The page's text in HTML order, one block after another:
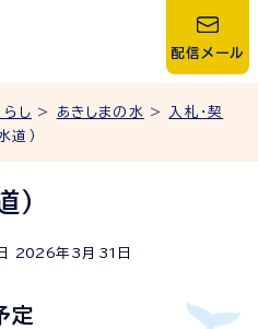
配信メール
らし > あきしまの水 >
入札・契
道）
）
2026年3月 31 日
定